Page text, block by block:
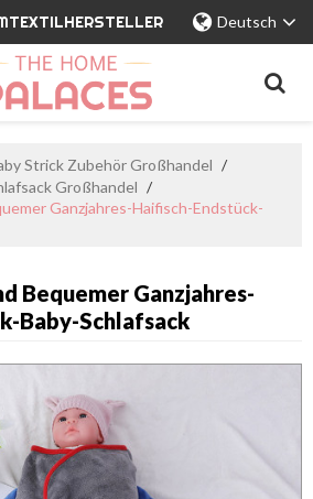
Deutsch
Strick Zubehör Großhandel /
Großhandel /
Ganzjahres-Haifisch-Endstück-
Bequemer Ganzjahres-
Baby-Schlafsack